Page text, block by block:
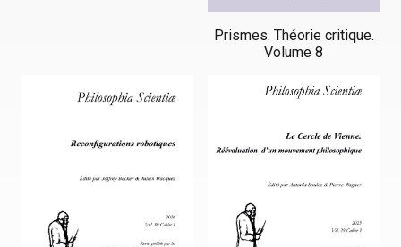
Prismes. Théorie critique.
Volume 8